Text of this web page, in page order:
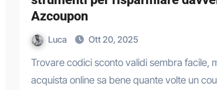
Azcoupon
Luca Ott 20, 2025
Trovare codici sconto validi sembra facile, ma chi
acquista online sa bene quante volte un